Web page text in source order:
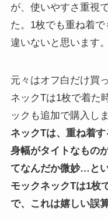
が、使いやすさ重視
た。1枚でも重ね着
違いないと思います。
元々はオフ白だけ買
ネックTは1枚で着た
ックも追加で購入し
ネックTは、重ね着
身幅がタイトなもの
てなんだか微妙…と
モックネックTは1枚
で、これは嬉しい誤